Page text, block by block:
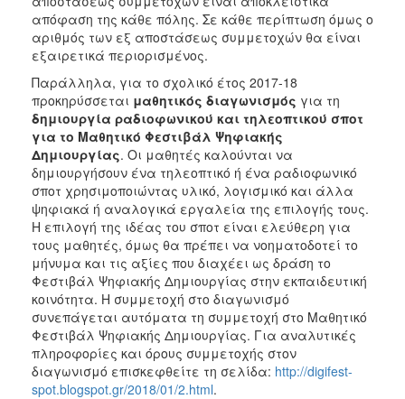
απόφαση της κάθε πόλης. Σε κάθε περίπτωση όμως ο
αριθμός των εξ αποστάσεως συμμετοχών θα είναι
εξαιρετικά περιορισμένος.
Παράλληλα, για το σχολικό έτος 2017-18
προκηρύσσεται μαθητικός διαγωνισμός για τη
δημιουργία ραδιοφωνικού και τηλεοπτικού σποτ
για το Μαθητικό Φεστιβάλ Ψηφιακής
Δημιουργίας. Οι μαθητές καλούνται να
δημιουργήσουν ένα τηλεοπτικό ή ένα ραδιοφωνικό
σποτ χρησιμοποιώντας υλικό, λογισμικό και άλλα
ψηφιακά ή αναλογικά εργαλεία της επιλογής τους.
Η επιλογή της ιδέας του σποτ είναι ελεύθερη για
τους μαθητές, όμως θα πρέπει να νοηματοδοτεί το
μήνυμα και τις αξίες που διαχέει ως δράση το
Φεστιβάλ Ψηφιακής Δημιουργίας στην εκπαιδευτική
κοινότητα. Η συμμετοχή στο διαγωνισμό
συνεπάγεται αυτόματα τη συμμετοχή στο Μαθητικό
Φεστιβάλ Ψηφιακής Δημιουργίας. Για αναλυτικές
πληροφορίες και όρους συμμετοχής στον
διαγωνισμό επισκεφθείτε τη σελίδα: http://digifest-
spot.blogspot.gr/2018/01/2.html.